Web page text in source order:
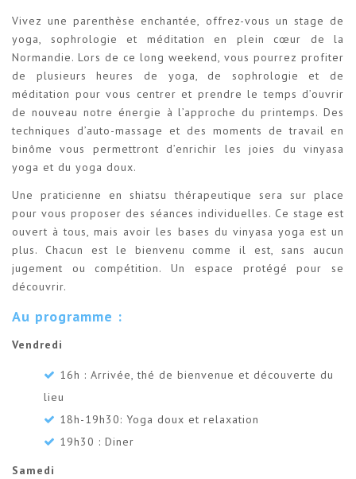
Vivez une parenthèse enchantée, offrez-vous un stage de
yoga, sophrologie et méditation en plein cœur de la
Normandie. Lors de ce long weekend, vous pourrez profiter
de plusieurs heures de yoga, de sophrologie et de
méditation pour vous centrer et prendre le temps d’ouvrir
de nouveau notre énergie à l’approche du printemps. Des
techniques d’auto-massage et des moments de travail en
binôme vous permettront d’enrichir les joies du vinyasa
yoga et du yoga doux.
Une praticienne en shiatsu thérapeutique sera sur place
pour vous proposer des séances individuelles. Ce stage est
ouvert à tous, mais avoir les bases du vinyasa yoga est un
plus. Chacun est le bienvenu comme il est, sans aucun
jugement ou compétition. Un espace protégé pour se
découvrir.
Au programme :
Vendredi
16h : Arrivée, thé de bienvenue et découverte du
lieu
18h-19h30: Yoga doux et relaxation
19h30 : Diner
Samedi